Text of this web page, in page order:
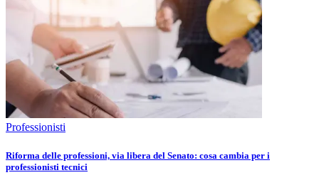
Professionisti
Riforma delle professioni, via libera del Senato: cosa cambia per i
professionisti tecnici